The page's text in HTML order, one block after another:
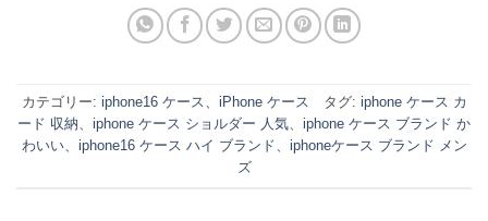
カテゴリー: iphone16 ケース、 iPhone ケース タグ: iphone ケース カ
ード 収納、 iphone ケース ショルダー 人気、 iphone ケース ブランド か
わいい、 iphone16 ケース ハイ ブランド、 iphoneケース ブランド メン
ズ